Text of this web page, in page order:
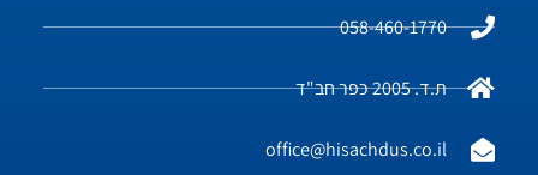
058-460-1770
ת.ד. 2005 כפר חב"ד
office@hisachdus.co.il